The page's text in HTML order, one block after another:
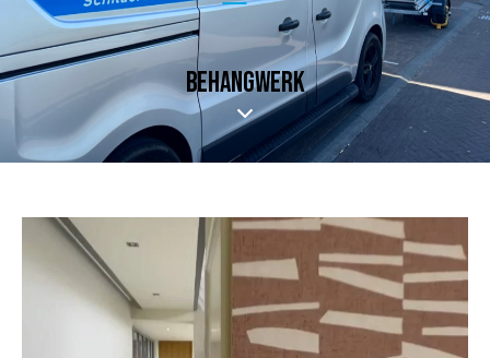
BEHANGWERK